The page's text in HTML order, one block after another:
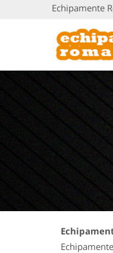
Echipamente